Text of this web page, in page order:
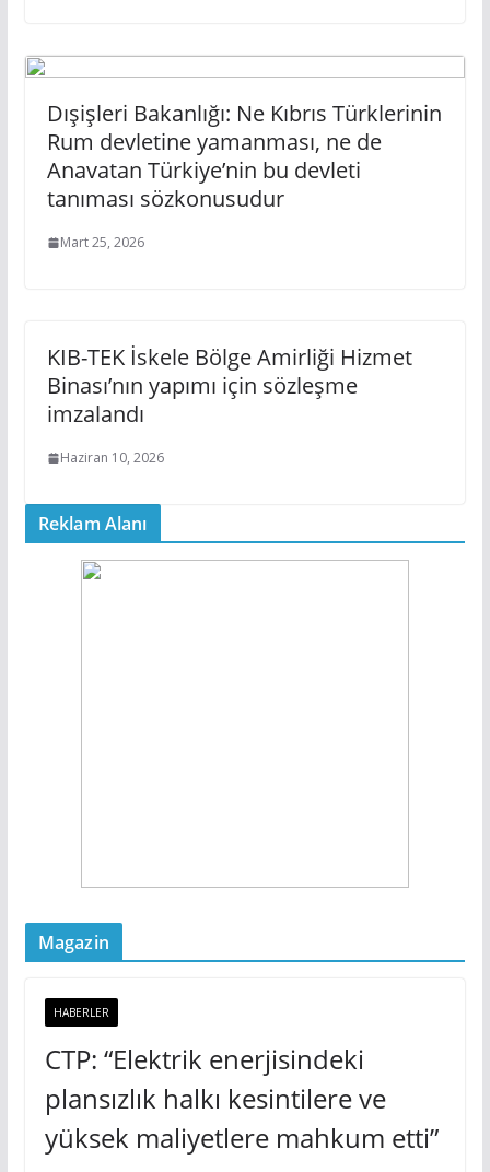
Dışişleri Bakanlığı: Ne Kıbrıs Türklerinin
Rum devletine yamanması, ne de
Anavatan Türkiye’nin bu devleti
tanıması sözkonusudur
Mart 25, 2026
KIB-TEK İskele Bölge Amirliği Hizmet
Binası’nın yapımı için sözleşme
imzalandı
Haziran 10, 2026
Reklam Alanı
Magazin
HABERLER
CTP: “Elektrik enerjisindeki
plansızlık halkı kesintilere ve
yüksek maliyetlere mahkum etti”